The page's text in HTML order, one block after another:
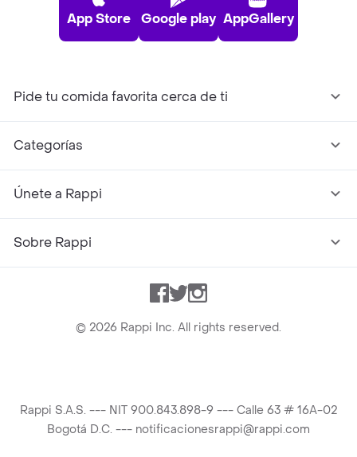
App Store Google play AppGallery
Pide tu comida favorita cerca de ti
Categorías
Únete a Rappi
Sobre Rappi
Facebook
TwitterInstagram
© 2026 Rappi Inc. All rights reserved.
Rappi S.A.S. --- NIT 900.843.898-9 --- Calle 63 # 16A-02
Bogotá D.C. --- notificacionesrappi@rappi.com